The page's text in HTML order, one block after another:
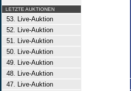
LETZTE AUKTIONEN
53. Live-Auktion
52. Live-Auktion
51. Live-Auktion
50. Live-Auktion
49. Live-Auktion
48. Live-Auktion
47. Live-Auktion